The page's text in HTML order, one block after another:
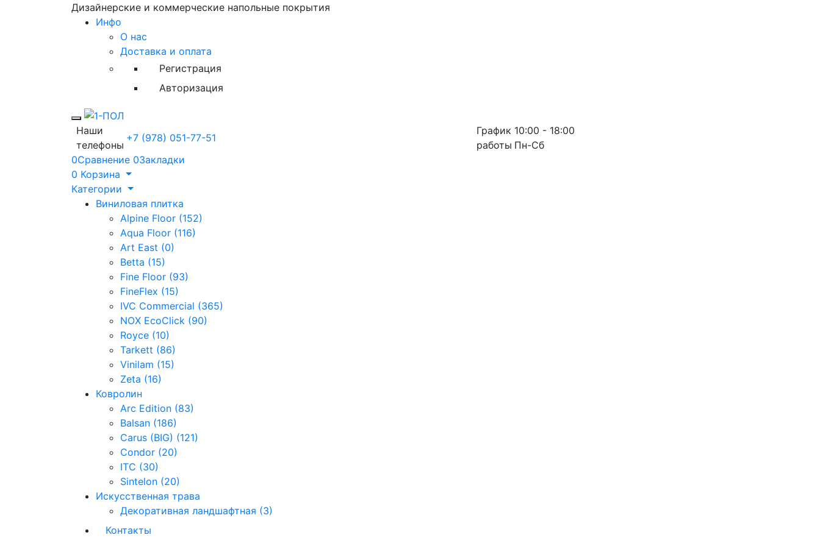
Дизайнерские и коммерческие напольные покрытия
Инфо
О нас
Доставка и оплата
Регистрация
Авторизация
Toggle mobile menu
Наши
телефоны
+7 (978) 051-77-51
График
работы
10:00 - 18:00
Пн-Сб
0Сравнение 0Закладки
0 Корзина
Категории
Виниловая плитка
Alpine Floor (152)
Aqua Floor (116)
Art East (0)
Betta (15)
Fine Floor (93)
FineFlex (15)
IVC Commercial (365)
NOX EcoClick (90)
Royce (10)
Tarkett (86)
Vinilam (15)
Zeta (16)
Ковролин
Arc Edition (83)
Balsan (186)
Carus (BIG) (121)
Condor (20)
ITC (30)
Sintelon (20)
Искусственная трава
Декоративная ландшафтная (3)
Контакты